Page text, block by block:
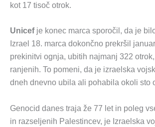
kot 17 tisoč otrok.
Unicefje konec marca sporočil, da je
Izrael 18. marca dokončno prekršil
prekinitvi ognja, ubitih najmanj 322
ranjenih. To pomeni, da je izraelska
dneh dnevno ubila ali pohabila okoli sto
Genocid danes traja že 77 let in poleg
in razseljenih Palestincev, je Izraelska